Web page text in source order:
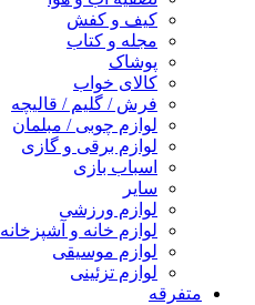
کیف و کفش
مجله و کتاب
پوشاک
کالای خواب
فرش / گلیم / قالیچه
لوازم چوبی / مبلمان
لوازم برقی و گازی
اسباب بازی
سایر
لوازم ورزشی
لوازم خانه و آشپزخانه
لوازم موسیقی
لوازم تزئینی
متفرقه